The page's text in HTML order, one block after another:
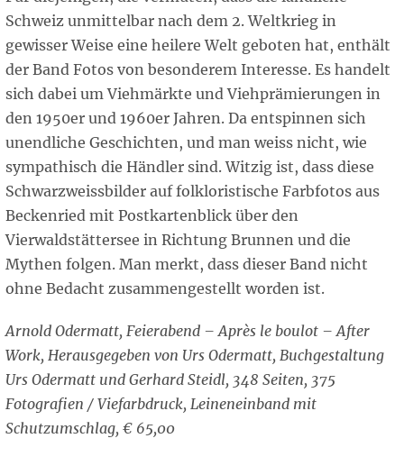
Schweiz unmittelbar nach dem 2. Weltkrieg in
gewisser Weise eine heilere Welt geboten hat, enthält
der Band Fotos von besonderem Interesse. Es handelt
sich dabei um Viehmärkte und Viehprämierungen in
den 1950er und 1960er Jahren. Da entspinnen sich
unendliche Geschichten, und man weiss nicht, wie
sympathisch die Händler sind. Witzig ist, dass diese
Schwarzweissbilder auf folkloristische Farbfotos aus
Beckenried mit Postkartenblick über den
Vierwaldstättersee in Richtung Brunnen und die
Mythen folgen. Man merkt, dass dieser Band nicht
ohne Bedacht zusammengestellt worden ist.
Arnold Odermatt, Feierabend – Après le boulot – After
Work, Herausgegeben von Urs Odermatt, Buchgestaltung
Urs Odermatt und Gerhard Steidl, 348 Seiten, 375
Fotografien / Viefarbdruck, Leineneinband mit
Schutzumschlag, € 65,00